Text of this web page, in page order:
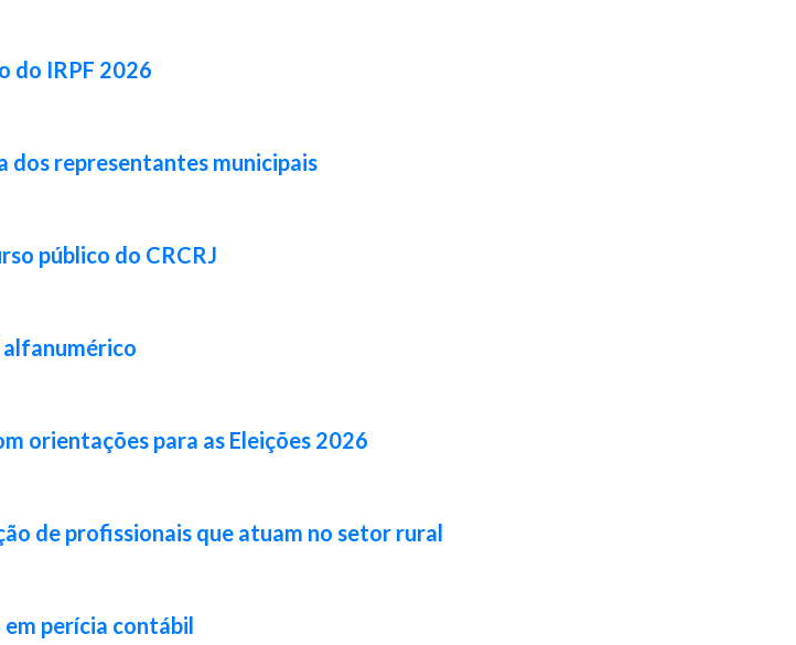
do IRPF 2026
dos representantes municipais
público do CRCRJ
alfanumérico
orientações para as Eleições 2026
de profissionais que atuam no setor rural
em perícia contábil